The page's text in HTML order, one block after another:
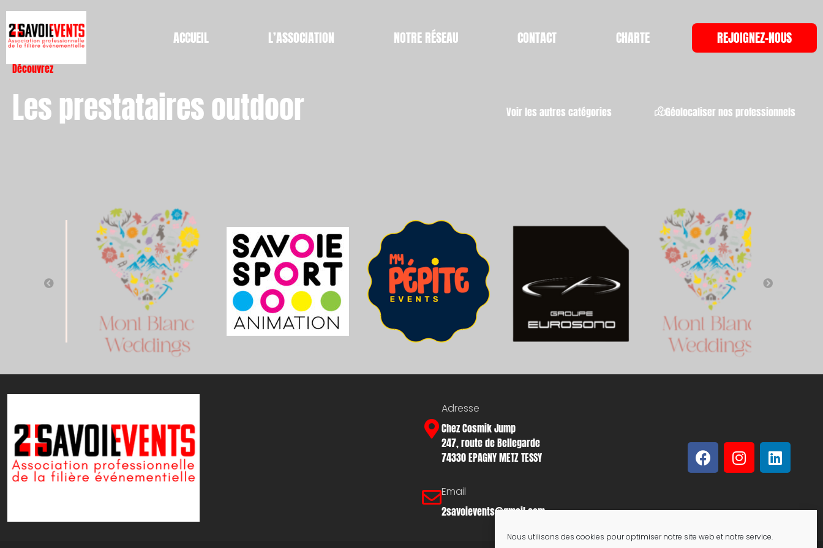
Nous utilisons des cookies pour optimiser notre site web et notre service.
ACCUEIL L’ASSOCIATION NOTRE RÉSEAU CONTACT CHARTE REJOIGNEZ-NOUS
Découvrez
Les prestataires outdoor Voir les autres catégories Géolocaliser nos professionnels
Adresse
Chez Cosmik Jump
247, route de Bellegarde
74330 EPAGNY METZ TESSY
Email
2savoievents@gmail.com